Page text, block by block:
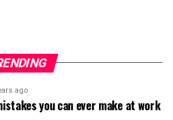
ago
you can ever make at work